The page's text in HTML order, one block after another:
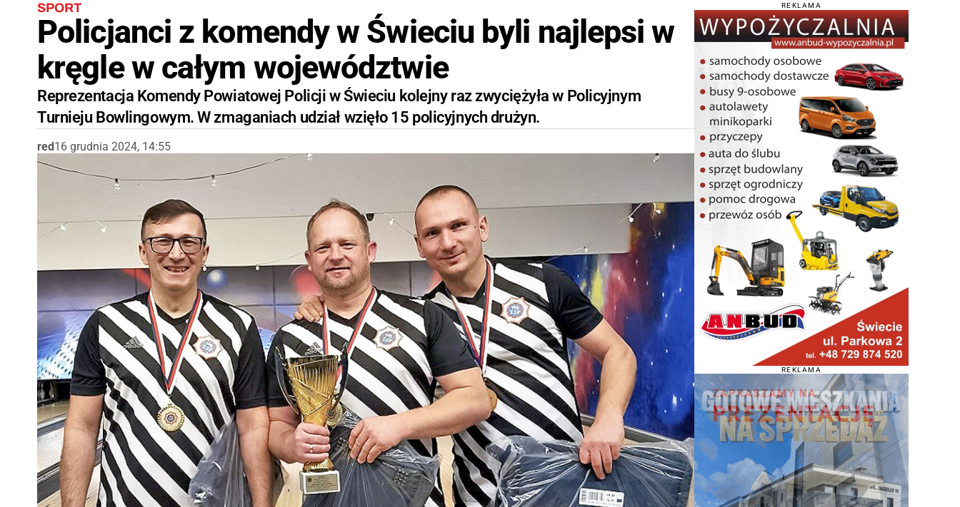
SPORT
Policjanci z komendy w Świeciu byli najlepsi w
kręgle w całym województwie
Reprezentacja Komendy Powiatowej Policji w Świeciu kolejny raz zwyciężyła w Policyjnym
Turnieju Bowlingowym. W zmaganiach udział wzięło 15 policyjnych drużyn.
red16 grudnia 2024, 14:55
REKLAMA
REKLAMA